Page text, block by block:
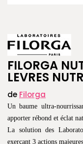
FILORGA
LEVRES
de Filorga
Un baume ultra-
apporter rébond et éclat
La solution des
exerçant 3 actions